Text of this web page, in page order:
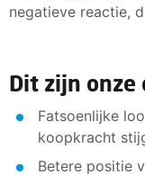
negatieve reactie,
Dit zijn onze
Fatsoenlijke
koopkracht
Betere positie